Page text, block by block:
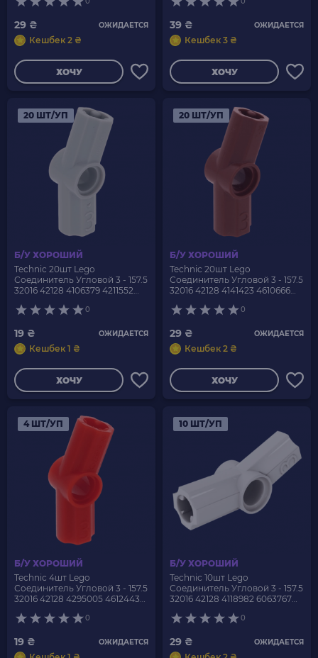
29 ₴ ОЖИДАЕТСЯ
Кешбек 2 ₴
ХОЧУ
39 ₴ ОЖИДАЕТСЯ
Кешбек 3 ₴
ХОЧУ
20 ШТ/УП
Б/У ХОРОШИЙ
Technic 20шт Lego
Соединитель Угловой 3 - 157.5
32016 42128 4106379 4211552
0
19 ₴ ОЖИДАЕТСЯ
Кешбек 1 ₴
ХОЧУ
20 ШТ/УП
Б/У ХОРОШИЙ
Technic 20шт Lego
Соединитель Угловой 3 - 157.5
32016 42128 4141423 4610666
0
29 ₴ ОЖИДАЕТСЯ
Кешбек 2 ₴
ХОЧУ
4 ШТ/УП
Б/У ХОРОШИЙ
Technic 4шт Lego
Соединитель Угловой 3 - 157.5
32016 42128 4295005 4612443
0
19 ₴ ОЖИДАЕТСЯ
10 ШТ/УП
Б/У ХОРОШИЙ
Technic 10шт Lego
Соединитель Угловой 3 - 157.5
32016 42128 4118982 6063767
0
29 ₴ ОЖИДАЕТСЯ